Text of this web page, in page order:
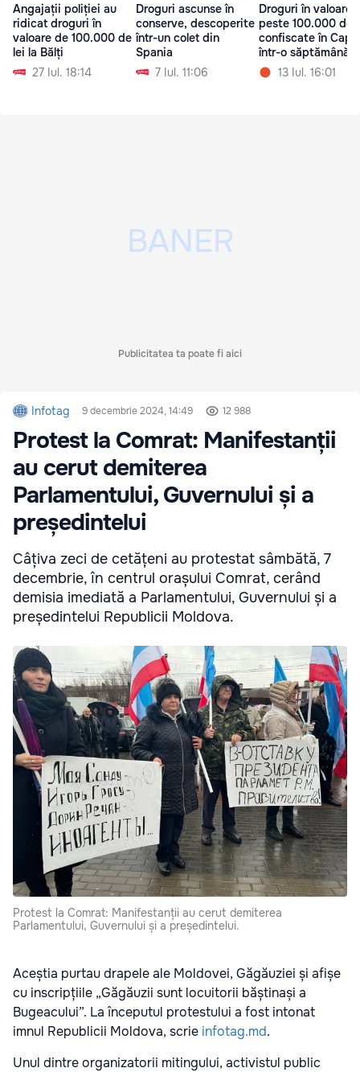
Angajații poliției au
ridicat droguri în
valoare de 100.000 de
lei la Bălți
27 Iul. 18:14
Droguri ascunse în
conserve, descoperite
într-un colet din
Spania
7 Iul. 11:06
Droguri în valoare
peste 100.000 de
confiscate în
într-o săptămână
13 Iul. 16:01
Publicitatea ta poate fi aici
Infotag 9 decembrie 2024, 14:49 12 988
Protest la Comrat: Manifestanții
au cerut demiterea
Parlamentului, Guvernului și a
președintelui
Câțiva zeci de cetățeni au protestat sâmbătă, 7
decembrie, în centrul orașului Comrat, cerând
demisia imediată a Parlamentului, Guvernului și a
președintelui Republicii Moldova.
Protest la Comrat: Manifestanții au cerut demiterea
Parlamentului, Guvernului și a președintelui.
Aceștia purtau drapele ale Moldovei, Găgăuziei și afișe
cu inscripțiile „Găgăuzii sunt locuitorii băștinași a
Bugeacului”. La începutul protestului a fost intonat
imnul Republicii Moldova, scrie infotag.md.
Unul dintre organizatorii mitingului, activistul public